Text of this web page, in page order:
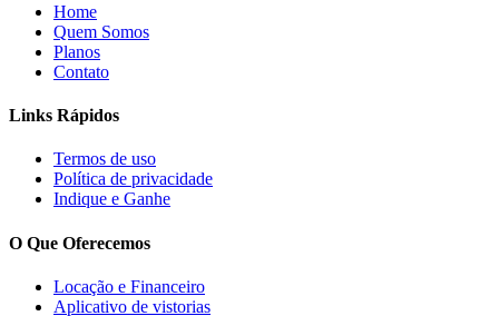
Home
Quem Somos
Planos
Contato
Links Rápidos
Termos de uso
Política de privacidade
Indique e Ganhe
O Que Oferecemos
Locação e Financeiro
Aplicativo de vistorias